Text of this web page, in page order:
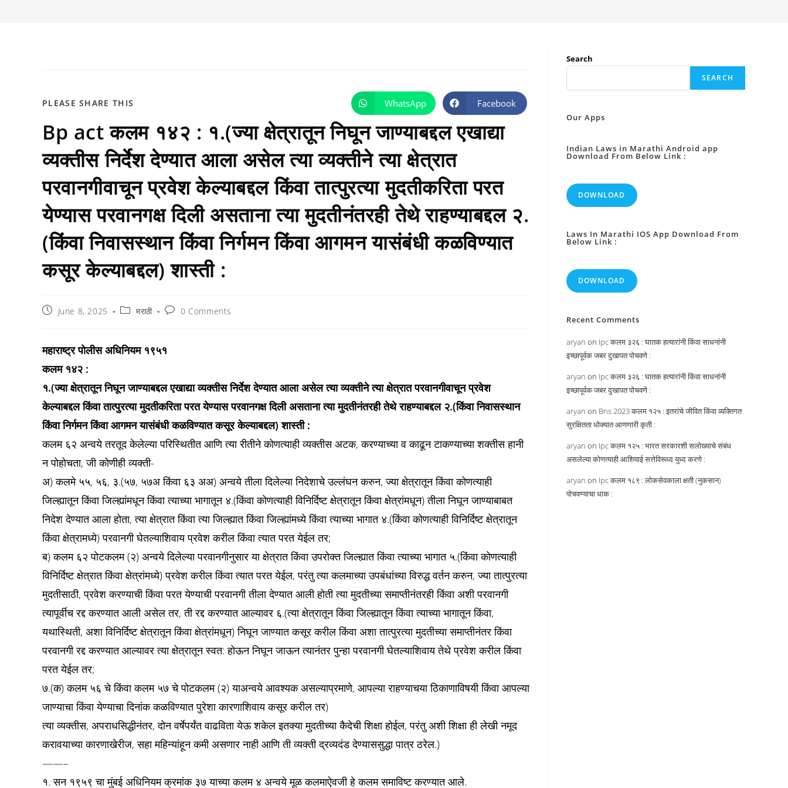
PLEASE SHARE THIS
THIS
CONTENT
Opens
in
new
window
WhatsApp Opens
in
new
window
Facebook
Bp act कलम १४२ : १.(ज्या क्षेत्रातून निघून जाण्याबद्दल एखाद्या
व्यक्तीस निर्देश देण्यात आला असेल त्या व्यक्तीने त्या क्षेत्रात
परवानगीवाचून प्रवेश केल्याबद्दल किंवा तात्पुरत्या मुदतीकरिता परत
येण्यास परवानगक्ष दिली असताना त्या मुदतीनंतरही तेथे राहण्याबद्दल २.
(किंवा निवासस्थान किंवा निर्गमन किंवा आगमन यासंबंधी कळविण्यात
कसूर केल्याबद्दल) शास्ती :
PostJune 8, 2025
Postमराठी
Post0 Comments
महाराष्ट्र पोलीस अधिनियम १९५१
कलम १४२ :
१.(ज्या क्षेत्रातून निघून जाण्याबद्दल एखाद्या व्यक्तीस निर्देश देण्यात आला असेल त्या व्यक्तीने त्या क्षेत्रात परवानगीवाचून प्रवेश
केल्याबद्दल किंवा तात्पुरत्या मुदतीकरिता परत येण्यास परवानगक्ष दिली असताना त्या मुदतीनंतरही तेथे राहण्याबद्दल २.(किंवा निवासस्थान
किंवा निर्गमन किंवा आगमन यासंबंधी कळविण्यात कसूर केल्याबद्दल) शास्ती :
कलम ६२ अन्वये तरतूद केलेल्या परिस्थितीत आणि त्या रीतीने कोणत्याही व्यक्तीस अटक, करण्याच्या व काढून टाकण्याच्या शक्तीस हानी
न पोहोचता, जी कोणीही व्यक्ती-
अ) कलमे ५५, ५६, ३.(५७, ५७अ किंवा ६३ अअ) अन्वये तीला दिलेल्या निदेशाचे उल्लंघन करुन, ज्या क्षेत्रातून किंवा कोणत्याही
जिल्ह्यातून किंवा जिल्ह्यांमधून किंवा त्याच्या भागातून ४.(किंवा कोणत्याही विनिर्दिष्ट क्षेत्रातून किंवा क्षेत्रांमधून) तीला निघून जाण्याबाबत
निदेश देण्यात आला होता, त्या क्षेत्रात किंवा त्या जिल्ह्यात किंवा जिल्ह्यांमध्ये किंवा त्याच्या भागात ४.(किंवा कोणत्याही विनिर्दिष्ट क्षेत्रातून
किंवा क्षेत्रामध्ये) परवानगी घेतल्याशिवाय प्रवेश करील किंवा त्यात परत येईल तर;
ब) कलम ६२ पोटकलम (२) अन्वये दिलेल्या परवानगीनुसार या क्षेत्रात किंवा उपरोक्त जिल्ह्यात किंवा त्याच्या भागात ५.(किंवा कोणत्याही
विनिर्दिष्ट क्षेत्रात किंवा क्षेत्रांमध्ये) प्रवेश करील किंवा त्यात परत येईल, परंतु त्या कलमाच्या उपबंधांच्या विरुद्ध वर्तन करुन, ज्या तात्पुरत्या
मुदतीसाठी, प्रवेश करण्याची किंवा परत येण्याची परवानगी तीला देण्यात आली होती त्या मुदतीच्या समाप्तीनंतरही किंवा अशी परवानगी
त्यापूर्वीच रद्द करण्यात आली असेल तर, ती रद्द करण्यात आल्यावर ६.(त्या क्षेत्रातून किंवा जिल्ह्यातून किंवा त्याच्या भागातून किंवा,
यथास्थिती, अशा विनिर्दिष्ट क्षेत्रातून किंवा क्षेत्रांमधून) निघून जाण्यात कसूर करील किंवा अशा तात्पुरत्या मुदतीच्या समाप्तीनंतर किंवा
परवानगी रद्द करण्यात आल्यावर त्या क्षेत्रातून स्वत: होऊन निघून जाऊन त्यानंतर पुन्हा परवानगी घेतल्याशिवाय तेथे प्रवेश करील किंवा
परत येईल तर;
७.(क) कलम ५६ चे किंवा कलम ५७ चे पोटकलम (२) याअन्वये आवश्यक असल्याप्रमाणे, आपल्या राहण्याचया ठिकाणाविषयी किंवा आपल्या
जाण्याचा किंवा येण्याचा दिनांक कळविण्यात पुरेशा कारणाशिवाय कसूर करील तर)
त्या व्यक्तीस, अपराधसिद्धीनंतर, दोन वर्षेपर्यंत वाढविता येऊ शकेल इतक्या मुदतीच्या कैदेची शिक्षा होईल, परंतु अशी शिक्षा ही लेखी नमूद
करावयाच्या कारणाखेरीज, सहा महिन्यांहून कमी असणार नाही आणि ती व्यक्ती द्रव्यदंड देण्याससुद्धा पात्र ठरेल.)
——–
१. सन १९५९ चा मुंबई अधिनियम क्रमांक ३७ याच्या कलम ४ अन्वये मूळ कलमाऐवजी हे कलम समाविष्ट करण्यात आले.
Search
SEARCH
Our Apps
Indian Laws in Marathi Android app
Download From Below Link :
DOWNLOAD
Laws In Marathi IOS App Download From
Below Link :
DOWNLOAD
Recent Comments
aryan on Ipc कलम ३२६ : घातक हत्यारांनी किंवा साधनांनी
इच्छापूर्वक जबर दुखापत पोचवणे :
aryan on Ipc कलम ३२६ : घातक हत्यारांनी किंवा साधनांनी
इच्छापूर्वक जबर दुखापत पोचवणे :
aryan on Bns 2023 कलम १२५ : इतरांचे जीवित किंवा व्यक्तिगत
सुरक्षितता धोक्यात आणणारी कृती :
aryan on Ipc कलम १२५ : भारत सरकारशी सलोख्याचे संबंध
असलेल्या कोणत्याही आशियाई सत्तेविरूध्द युध्द करणे :
aryan on Ipc कलम १८९ : लोकसेवकाला क्षती (नुकसान)
पोचवण्याचा धाक :